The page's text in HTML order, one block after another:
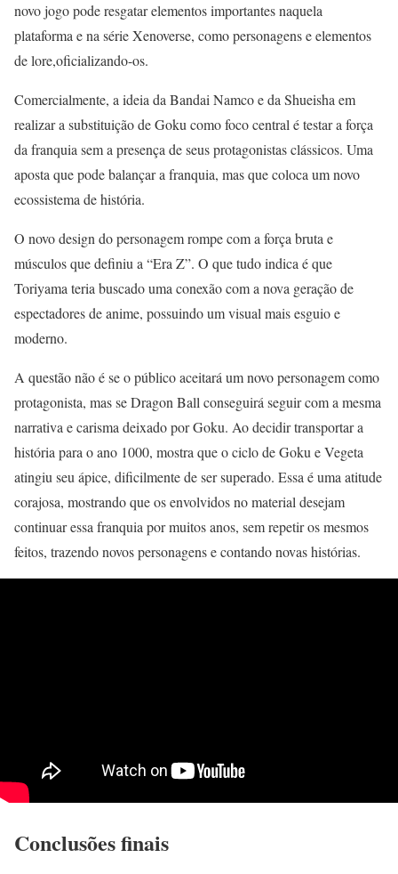
novo jogo pode resgatar elementos importantes naquela
plataforma e na série Xenoverse, como personagens e elementos
de lore,oficializando-os.
Comercialmente, a ideia da Bandai Namco e da Shueisha em
realizar a substituição de Goku como foco central é testar a força
da franquia sem a presença de seus protagonistas clássicos. Uma
aposta que pode balançar a franquia, mas que coloca um novo
ecossistema de história.
O novo design do personagem rompe com a força bruta e
músculos que definiu a “Era Z”. O que tudo indica é que
Toriyama teria buscado uma conexão com a nova geração de
espectadores de anime, possuindo um visual mais esguio e
moderno.
A questão não é se o público aceitará um novo personagem como
protagonista, mas se Dragon Ball conseguirá seguir com a mesma
narrativa e carisma deixado por Goku. Ao decidir transportar a
história para o ano 1000, mostra que o ciclo de Goku e Vegeta
atingiu seu ápice, dificilmente de ser superado. Essa é uma atitude
corajosa, mostrando que os envolvidos no material desejam
continuar essa franquia por muitos anos, sem repetir os mesmos
feitos, trazendo novos personagens e contando novas histórias.
Conclusões finais